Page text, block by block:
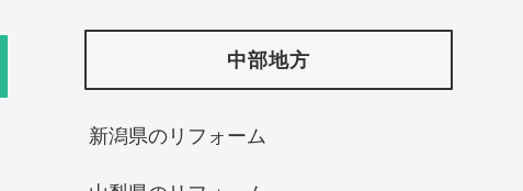
中部地方
新潟県のリフォーム